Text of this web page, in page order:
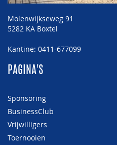
Molenwijkseweg 91
5282 KA Boxtel
Kantine: 0411-677099
PAGINA'S
Sponsoring
BusinessClub
Vrijwilligers
Toernooien